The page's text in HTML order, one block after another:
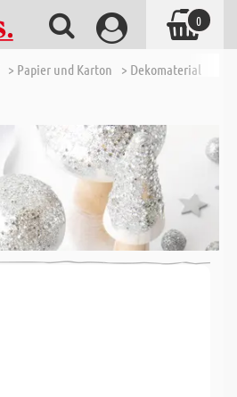
> Papier und Karton > Dekomaterial
0